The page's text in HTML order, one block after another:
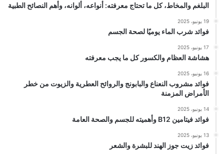
البلغم والمخاط، كل ما تحتاج معرفته: أنواعه، ألوانه، وأهم النصائح الطبية
19 يونيو، 2025
فوائد شرب الماء يوميًا لصحة الجسم
17 يونيو، 2025
هشاشة العظام والكسور كل ما يجب معرفته
16 يونيو، 2025
فوائد مشروب النعناع والبابونج والروائح العطرية والزيوت من خطر
الأمراض المزمنة
14 يونيو، 2025
فوائد فيتامين B12 وأهميته للجسم والصحة العامة
13 يونيو، 2025
فوائد زيت جوز الهند للبشرة والشعر